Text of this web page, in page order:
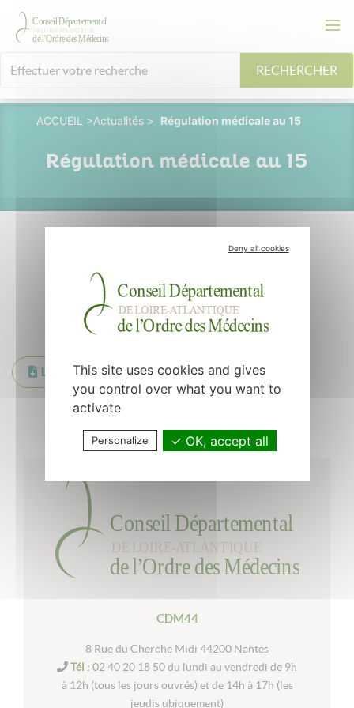
RECHERCHER
ACCUEIL >Actualités > Régulation médicale au 15
Régulation médicale au 15
LIVRET ACCUEIL
CDM44
8 Rue du Cherche Midi 44200 Nantes
Tél : 02 40 20 18 50 du lundi au vendredi de 9h
à 12h (tous les jours ouvrés) et de 14h à 17h (les
jeudis ubiquement)
Deny all cookies
This site uses cookies and gives
you control over what you want to
activate
Personalize OK, accept all